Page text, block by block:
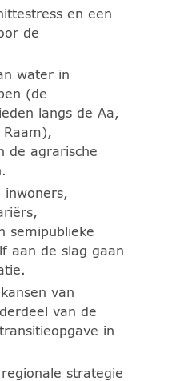
en een
de
water in
(de
langs de Aa,
de agrarische
inwoners,
semipublieke
aan de slag gaan
van
van de
in
strategie